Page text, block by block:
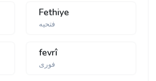
Fethiye
فتحیە
fevrî
فوری